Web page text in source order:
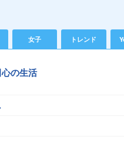
女子 トレンド
の生活